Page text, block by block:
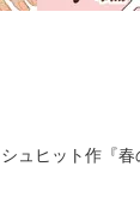
ュヒット作『